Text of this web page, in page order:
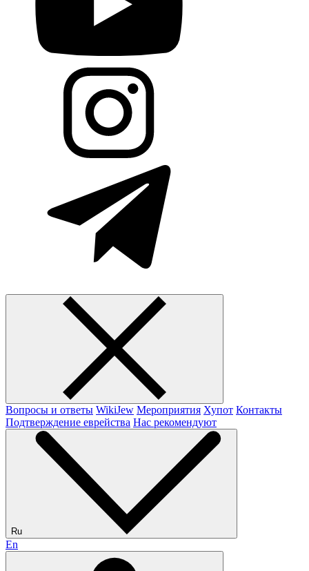
Вопросы и ответы WikiJew Мероприятия Хупот Контакты
Подтверждение еврейства Нас рекомендуют
Ru
En